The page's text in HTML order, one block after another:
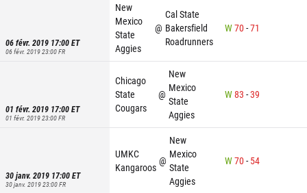
06 févr. 2019 17:00ET
06 févr. 2019 23:00FR
New
Mexico
State
Aggies
@
Cal State
Bakersfield
Roadrunners
W70-71
01 févr. 2019 17:00ET
01 févr. 2019 23:00FR
Chicago
State
Cougars
@
New
Mexico
State
Aggies
W83 -39
30 janv. 2019 17:00ET
30 janv. 2019 23:00FR
UMKC
Kangaroos
@
New
Mexico
State
Aggies
W70- 54